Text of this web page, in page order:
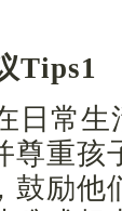
Tips1
日常生
尊重孩
鼓励他